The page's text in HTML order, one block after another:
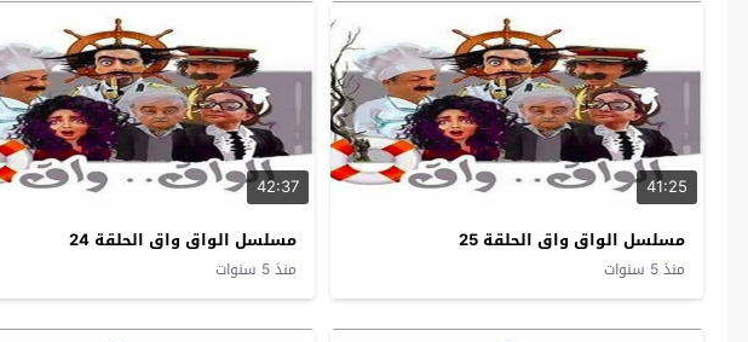
41:25
مسلسل الواق واق الحلقة 25
منذ 5 سنوات
42:37
مسلسل الواق واق الحلقة 24
منذ 5 سنوات